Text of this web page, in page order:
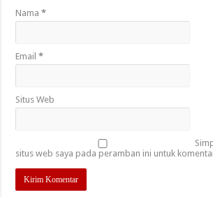
Nama*
Email*
Situs Web
situs web saya pada peramban ini untuk